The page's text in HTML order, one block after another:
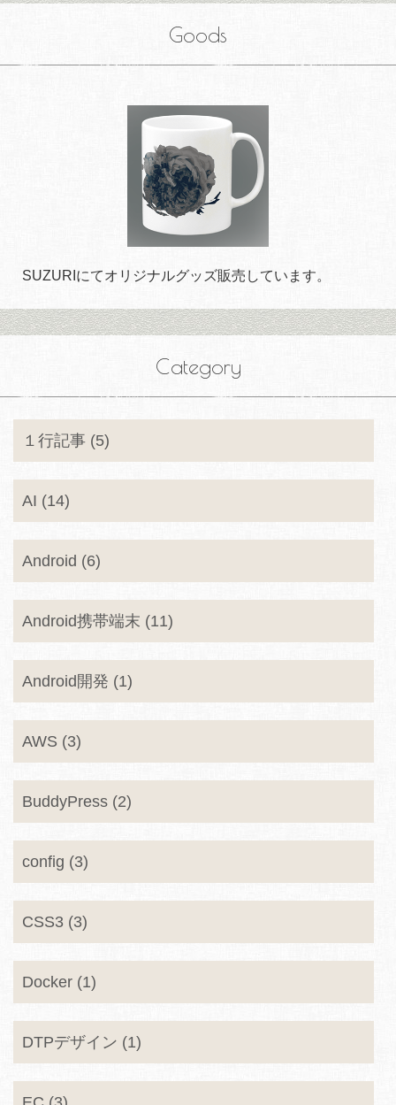
Goods
SUZURIにてオリジナルグッズ販売しています。
Category
１行記事 (5)
AI (14)
Android (6)
Android携帯端末 (11)
Android開発 (1)
AWS (3)
BuddyPress (2)
config (3)
CSS3 (3)
Docker (1)
DTPデザイン (1)